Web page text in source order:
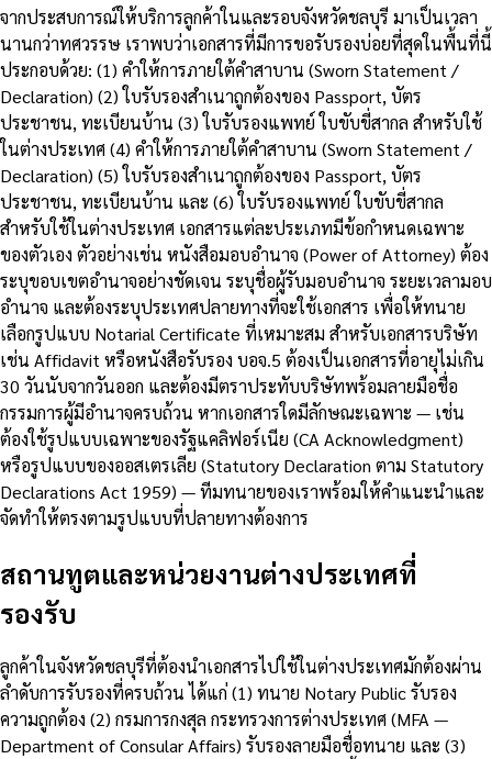
จากประสบการณ์ให้บริการลูกค้าในและรอบจังหวัดชลบุรี มาเป็นเวลา
นานกว่าทศวรรษ เราพบว่าเอกสารที่มีการขอรับรองบ่อยที่สุดในพื้นที่นี้
ประกอบด้วย: (1) คำให้การภายใต้คำสาบาน (Sworn Statement /
Declaration) (2) ใบรับรองสำเนาถูกต้องของ Passport, บัตร
ประชาชน, ทะเบียนบ้าน (3) ใบรับรองแพทย์ ใบขับขี่สากล สำหรับใช้
ในต่างประเทศ (4) คำให้การภายใต้คำสาบาน (Sworn Statement /
Declaration) (5) ใบรับรองสำเนาถูกต้องของ Passport, บัตร
ประชาชน, ทะเบียนบ้าน และ (6) ใบรับรองแพทย์ ใบขับขี่สากล
สำหรับใช้ในต่างประเทศ เอกสารแต่ละประเภทมีข้อกำหนดเฉพาะ
ของตัวเอง ตัวอย่างเช่น หนังสือมอบอำนาจ (Power of Attorney) ต้อง
ระบุขอบเขตอำนาจอย่างชัดเจน ระบุชื่อผู้รับมอบอำนาจ ระยะเวลามอบ
อำนาจ และต้องระบุประเทศปลายทางที่จะใช้เอกสาร เพื่อให้ทนาย
เลือกรูปแบบ Notarial Certificate ที่เหมาะสม สำหรับเอกสารบริษัท
เช่น Affidavit หรือหนังสือรับรอง บอจ.5 ต้องเป็นเอกสารที่อายุไม่เกิน
30 วันนับจากวันออก และต้องมีตราประทับบริษัทพร้อมลายมือชื่อ
กรรมการผู้มีอำนาจครบถ้วน หากเอกสารใดมีลักษณะเฉพาะ — เช่น
ต้องใช้รูปแบบเฉพาะของรัฐแคลิฟอร์เนีย (CA Acknowledgment)
หรือรูปแบบของออสเตรเลีย (Statutory Declaration ตาม Statutory
Declarations Act 1959) — ทีมทนายของเราพร้อมให้คำแนะนำและ
จัดทำให้ตรงตามรูปแบบที่ปลายทางต้องการ
สถานทูตและหน่วยงานต่างประเทศที่
รองรับ
ลูกค้าในจังหวัดชลบุรีที่ต้องนำเอกสารไปใช้ในต่างประเทศมักต้องผ่าน
ลำดับการรับรองที่ครบถ้วน ได้แก่ (1) ทนาย Notary Public รับรอง
ความถูกต้อง (2) กรมการกงสุล กระทรวงการต่างประเทศ (MFA —
Department of Consular Affairs) รับรองลายมือชื่อทนาย และ (3)